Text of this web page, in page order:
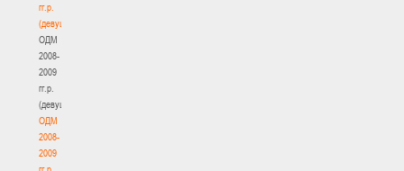
гг.р.
(девушки)
ОДМ
2008-
2009
гг.р.
(девушки)
ОДМ
2008-
2009
гг.р.